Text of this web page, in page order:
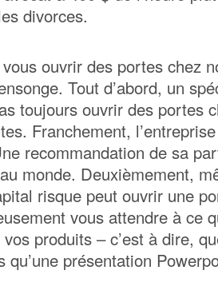
divorces.
ouvrir des portes chez
Tout d’abord, un
toujours ouvrir des portes
Franchement,
recommandation de sa
monde. Deuxièmement,
risque peut ouvrir une
vous attendre à ce
vos produits – c’est à dire,
qu’une présentation